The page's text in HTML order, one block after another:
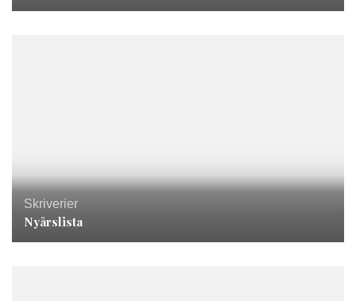
Skriverier
Nyårslista